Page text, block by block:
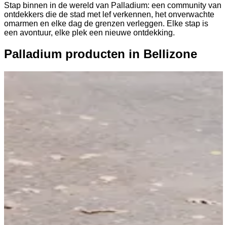
Stap binnen in de wereld van Palladium: een community van
ontdekkers die de stad met lef verkennen, het onverwachte
omarmen en elke dag de grenzen verleggen. Elke stap is
een avontuur, elke plek een nieuwe ontdekking.
Palladium producten in Bellizone